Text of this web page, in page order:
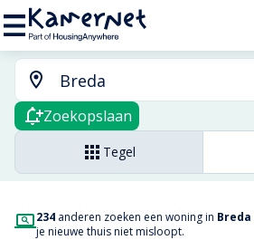
Zoekopslaan
Tegel
234 anderen zoeken een woning in Breda
je nieuwe thuis niet misloopt.